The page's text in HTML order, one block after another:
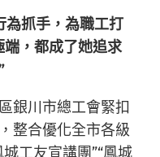
為抓手，為職工打
，都成了她追求
銀川市總工會緊扣
整合優化全市各級
工友宣講團”“鳳城